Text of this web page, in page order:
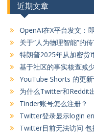
近期文章
OpenAI在X平台发文：
关于“人为物理智能”的
特朗普2025年从加密货
基于社区的事实核查减
YouTube Shorts 的更
为什么Twitter和Reddit
Tinder账号怎么注册？
Twitter登录显示login
Twitter目前无法访问